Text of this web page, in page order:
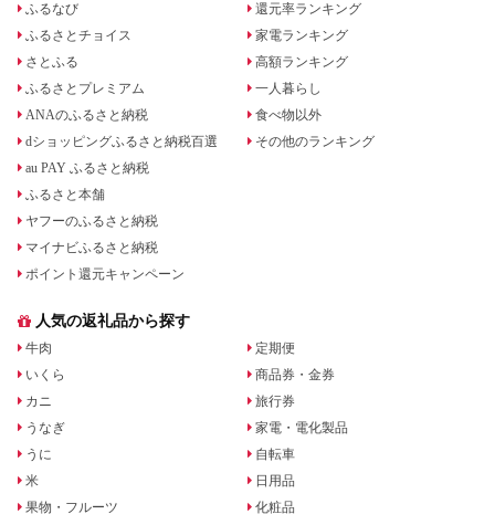
ふるなび
ふるさとチョイス
さとふる
ふるさとプレミアム
ANAのふるさと納税
dショッピングふるさと納税百選
au PAY ふるさと納税
ふるさと本舗
ヤフーのふるさと納税
マイナビふるさと納税
ポイント還元キャンペーン
還元率ランキング
家電ランキング
高額ランキング
一人暮らし
食べ物以外
その他のランキング
人気の返礼品から探す
牛肉
いくら
カニ
うなぎ
うに
米
果物・フルーツ
定期便
商品券・金券
旅行券
家電・電化製品
自転車
日用品
化粧品